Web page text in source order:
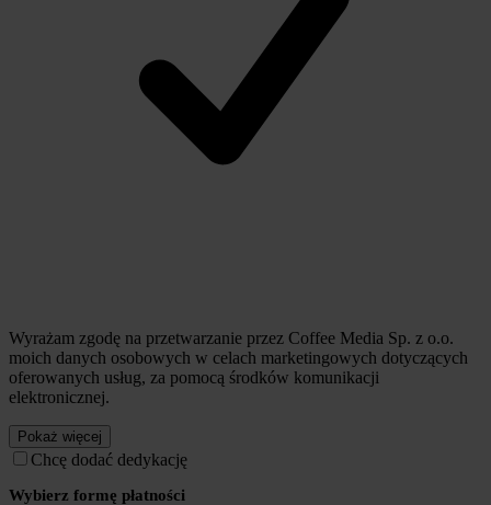
Wyrażam zgodę na przetwarzanie przez Coffee Media Sp. z o.o.
moich danych osobowych w celach marketingowych dotyczących
oferowanych usług, za pomocą środków komunikacji
elektronicznej.
Pokaż więcej
Chcę dodać dedykację
Wybierz formę płatności